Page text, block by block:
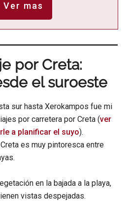
Ver mas
por Creta:
el suroeste
sur hasta Xerokampos fue mi
por carretera por Creta (ver
a planificar el suyo).
es muy pintoresca entre
en la bajada a la playa,
vistas despejadas.